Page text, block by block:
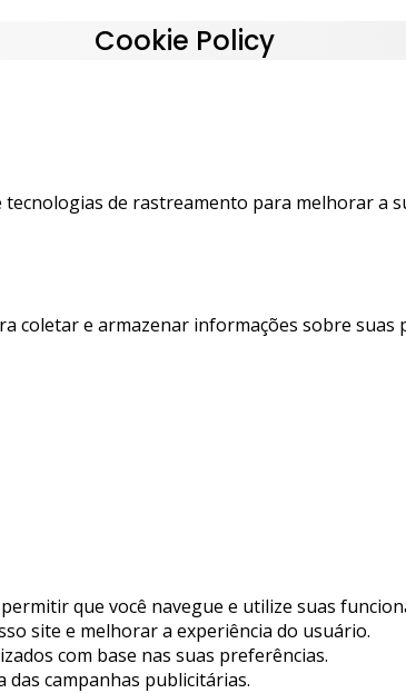
Cookie Policy
de rastreamento para melhorar a
coletar e armazenar informações sobre suas
que você navegue e utilize suas
site e melhorar a experiência do usuário.
com base nas suas preferências.
das campanhas publicitárias.